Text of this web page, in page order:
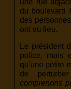
une rue
du boulevard
des
ont eu lieu.
Le président
police, mais
qu’une petite
de
comprenons